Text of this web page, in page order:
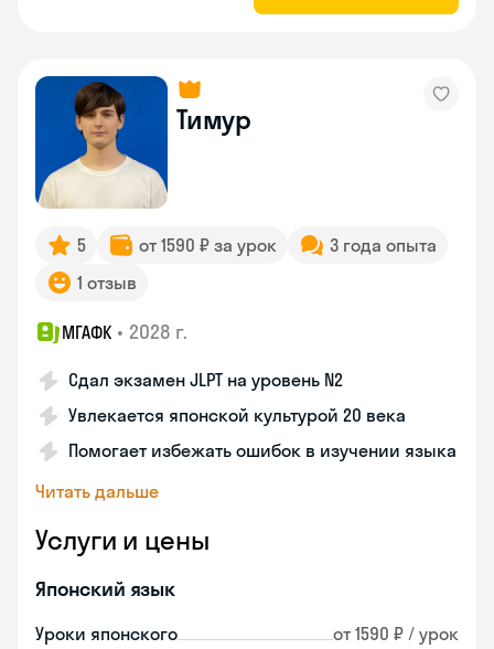
Тимур
5 от 1590 ₽ за урок
3 года опыта
1 отзыв
МГАФК • 2028 г.
Сдал экзамен JLPT на уровень N2
Увлекается японской культурой 20 века
Помогает избежать ошибок в изучении языка
Читать дальше
Услуги и цены
Японский язык
Уроки японского от 1590 ₽ / урок